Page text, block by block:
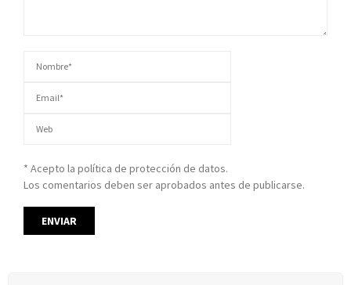
* Acepto la política de protección de datos.
Los comentarios deben ser aprobados antes de publicarse.